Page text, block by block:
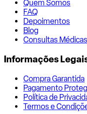
Quem Somos
FAQ
Depoimentos
Blog
Consultas Médicas
Informações
Compra Garantida
Pagamento
Política de
Termos e